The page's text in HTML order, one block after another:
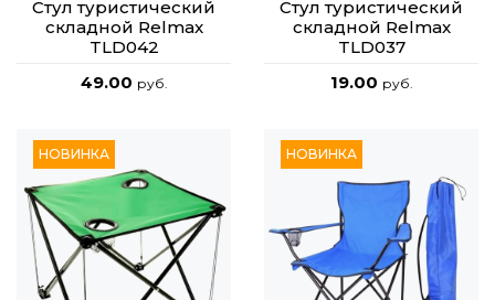
Стул туристический
складной Relmax
TLD042
49.00 руб.
Стул туристический
складной Relmax
TLD037
19.00 руб.
НОВИНКА НОВИНКА